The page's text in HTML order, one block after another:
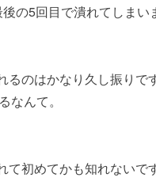
の5回目で潰れてしまい
のはかなり久し振りです
なんて。
て初めてかも知れないです